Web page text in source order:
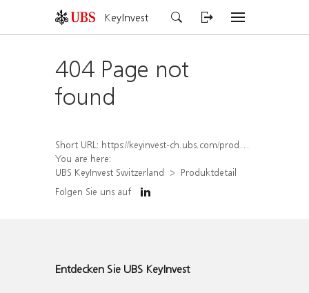
KeyInvest
404 Page not
found
Short URL: https://keyinvest-ch.ubs.com/produkt/detail/index/isin/CH1579763371
You are here:
UBS KeyInvest Switzerland
Produktdetail
Folgen Sie uns auf
Entdecken Sie UBS KeyInvest